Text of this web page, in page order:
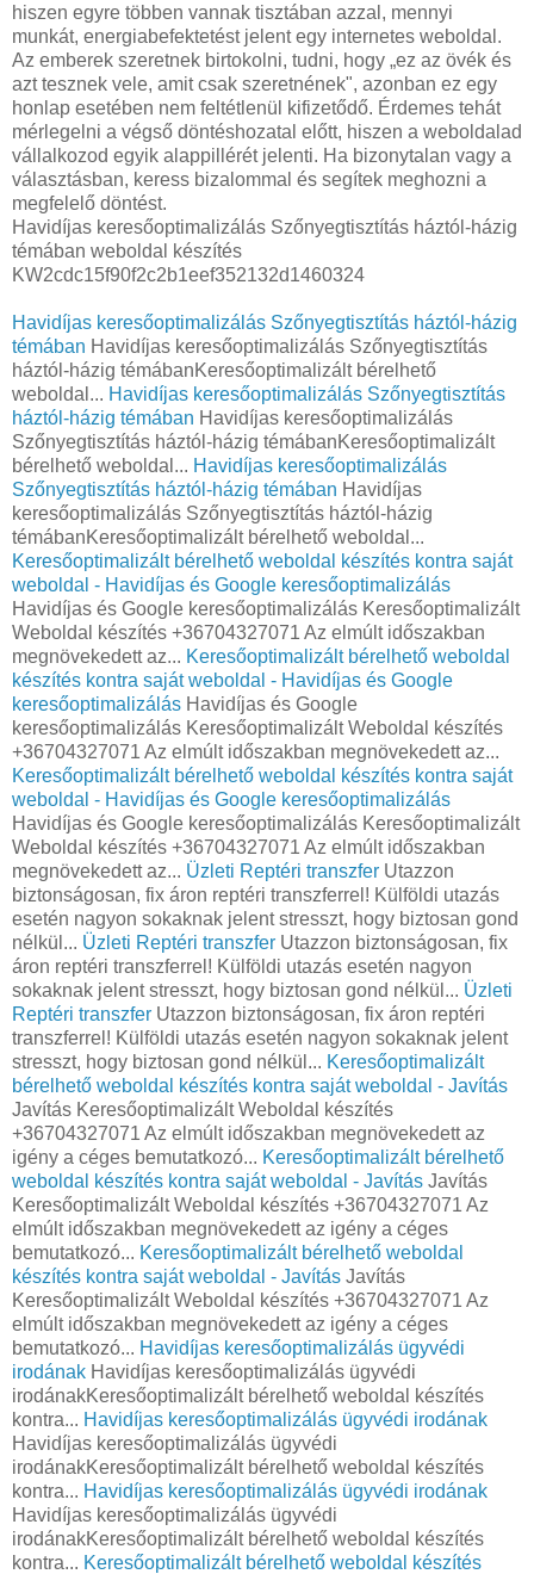
hiszen egyre többen vannak tisztában azzal, mennyi
munkát, energiabefektetést jelent egy internetes weboldal.
Az emberek szeretnek birtokolni, tudni, hogy „ez az övék és
azt tesznek vele, amit csak szeretnének", azonban ez egy
honlap esetében nem feltétlenül kifizetődő. Érdemes tehát
mérlegelni a végső döntéshozatal előtt, hiszen a weboldalad
vállalkozod egyik alappillérét jelenti. Ha bizonytalan vagy a
választásban, keress bizalommal és segítek meghozni a
megfelelő döntést.
Havidíjas keresőoptimalizálás Szőnyegtisztítás háztól-házig
témában weboldal készítés
KW2cdc15f90f2c2b1eef352132d1460324
Havidíjas keresőoptimalizálás Szőnyegtisztítás háztól-házig
témában Havidíjas keresőoptimalizálás Szőnyegtisztítás
háztól-házig témábanKeresőoptimalizált bérelhető
weboldal... Havidíjas keresőoptimalizálás Szőnyegtisztítás
háztól-házig témában Havidíjas keresőoptimalizálás
Szőnyegtisztítás háztól-házig témábanKeresőoptimalizált
bérelhető weboldal... Havidíjas keresőoptimalizálás
Szőnyegtisztítás háztól-házig témában Havidíjas
keresőoptimalizálás Szőnyegtisztítás háztól-házig
témábanKeresőoptimalizált bérelhető weboldal...
Keresőoptimalizált bérelhető weboldal készítés kontra saját
weboldal - Havidíjas és Google keresőoptimalizálás
Havidíjas és Google keresőoptimalizálás Keresőoptimalizált
Weboldal készítés +36704327071 Az elmúlt időszakban
megnövekedett az... Keresőoptimalizált bérelhető weboldal
készítés kontra saját weboldal - Havidíjas és Google
keresőoptimalizálás Havidíjas és Google
keresőoptimalizálás Keresőoptimalizált Weboldal készítés
+36704327071 Az elmúlt időszakban megnövekedett az...
Keresőoptimalizált bérelhető weboldal készítés kontra saját
weboldal - Havidíjas és Google keresőoptimalizálás
Havidíjas és Google keresőoptimalizálás Keresőoptimalizált
Weboldal készítés +36704327071 Az elmúlt időszakban
megnövekedett az... Üzleti Reptéri transzfer Utazzon
biztonságosan, fix áron reptéri transzferrel! Külföldi utazás
esetén nagyon sokaknak jelent stresszt, hogy biztosan gond
nélkül... Üzleti Reptéri transzfer Utazzon biztonságosan, fix
áron reptéri transzferrel! Külföldi utazás esetén nagyon
sokaknak jelent stresszt, hogy biztosan gond nélkül... Üzleti
Reptéri transzfer Utazzon biztonságosan, fix áron reptéri
transzferrel! Külföldi utazás esetén nagyon sokaknak jelent
stresszt, hogy biztosan gond nélkül... Keresőoptimalizált
bérelhető weboldal készítés kontra saját weboldal - Javítás
Javítás Keresőoptimalizált Weboldal készítés
+36704327071 Az elmúlt időszakban megnövekedett az
igény a céges bemutatkozó... Keresőoptimalizált bérelhető
weboldal készítés kontra saját weboldal - Javítás Javítás
Keresőoptimalizált Weboldal készítés +36704327071 Az
elmúlt időszakban megnövekedett az igény a céges
bemutatkozó... Keresőoptimalizált bérelhető weboldal
készítés kontra saját weboldal - Javítás Javítás
Keresőoptimalizált Weboldal készítés +36704327071 Az
elmúlt időszakban megnövekedett az igény a céges
bemutatkozó... Havidíjas keresőoptimalizálás ügyvédi
irodának Havidíjas keresőoptimalizálás ügyvédi
irodánakKeresőoptimalizált bérelhető weboldal készítés
kontra... Havidíjas keresőoptimalizálás ügyvédi irodának
Havidíjas keresőoptimalizálás ügyvédi
irodánakKeresőoptimalizált bérelhető weboldal készítés
kontra... Havidíjas keresőoptimalizálás ügyvédi irodának
Havidíjas keresőoptimalizálás ügyvédi
irodánakKeresőoptimalizált bérelhető weboldal készítés
kontra... Keresőoptimalizált bérelhető weboldal készítés